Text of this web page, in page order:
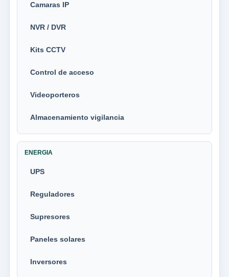
Camaras IP
NVR / DVR
Kits CCTV
Control de acceso
Videoporteros
Almacenamiento vigilancia
ENERGIA
UPS
Reguladores
Supresores
Paneles solares
Inversores